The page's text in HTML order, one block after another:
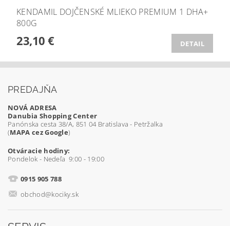
KENDAMIL DOJČENSKÉ MLIEKO PREMIUM 1 DHA+
800G
23,10 € DETAIL
PREDAJŇA
NOVÁ ADRESA
Danubia Shopping Center
Panónska cesta 38/A, 851 04 Bratislava - Petržalka
(MAPA cez Google)
Otváracie hodiny:
Pondelok - Nedeľa 9:00 - 19:00
0915 905 788
obchod@kociky.sk